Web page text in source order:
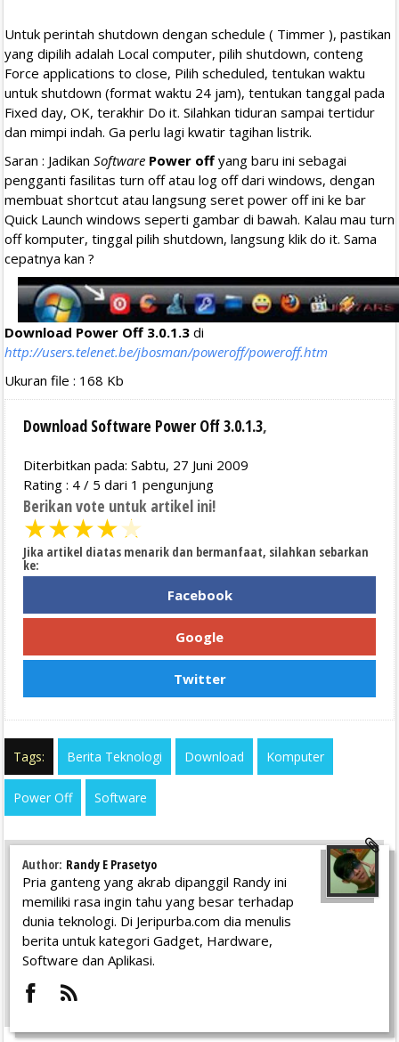
Untuk perintah shutdown dengan schedule ( Timmer ), pastikan
yang dipilih adalah Local computer, pilih shutdown, conteng
Force applications to close, Pilih scheduled, tentukan waktu
untuk shutdown (format waktu 24 jam), tentukan tanggal pada
Fixed day, OK, terakhir Do it. Silahkan tiduran sampai tertidur
dan mimpi indah. Ga perlu lagi kwatir tagihan listrik.
Saran : Jadikan Software Power off yang baru ini sebagai
pengganti fasilitas turn off atau log off dari windows, dengan
membuat shortcut atau langsung seret power off ini ke bar
Quick Launch windows seperti gambar di bawah. Kalau mau turn
off komputer, tinggal pilih shutdown, langsung klik do it. Sama
cepatnya kan ?
Download Power Off 3.0.1.3 di
http://users.telenet.be/jbosman/poweroff/poweroff.htm
Ukuran file : 168 Kb
Download Software Power Off 3.0.1.3,
Diterbitkan pada: Sabtu, 27 Juni 2009
Rating : 4 / 5 dari 1 pengunjung
Berikan vote untuk artikel ini!
★★★★★
Jika artikel diatas menarik dan bermanfaat, silahkan sebarkan
ke:
Facebook
Google
Twitter
Tags: Berita Teknologi Download Komputer
Power Off Software
Author: Randy E Prasetyo
Pria ganteng yang akrab dipanggil Randy ini
memiliki rasa ingin tahu yang besar terhadap
dunia teknologi. Di Jeripurba.com dia menulis
berita untuk kategori Gadget, Hardware,
Software dan Aplikasi.